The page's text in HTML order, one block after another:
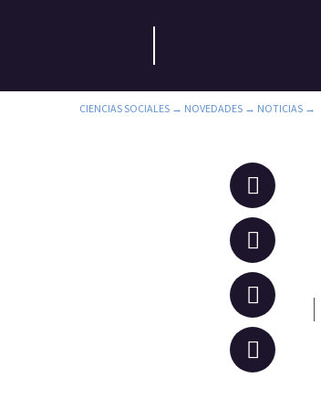
CIENCIAS SOCIALES → NOVEDADES → NOTICIAS →